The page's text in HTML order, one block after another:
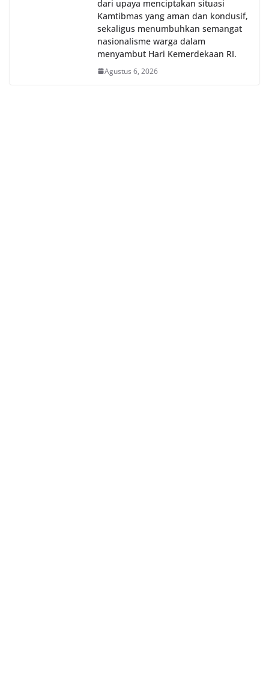
dari upaya menciptakan situasi
Kamtibmas yang aman dan kondusif,
sekaligus menumbuhkan semangat
nasionalisme warga dalam
menyambut Hari Kemerdekaan RI.
Agustus 6, 2026